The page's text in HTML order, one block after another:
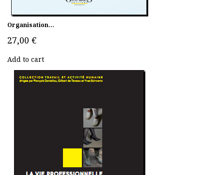
Organisation...
27,00 €
Add to cart